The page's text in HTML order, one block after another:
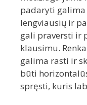
padaryti galima
lengviausių ir
gali praversti ir
klausimu.
galima rasti ir
būti
spręsti, kuris